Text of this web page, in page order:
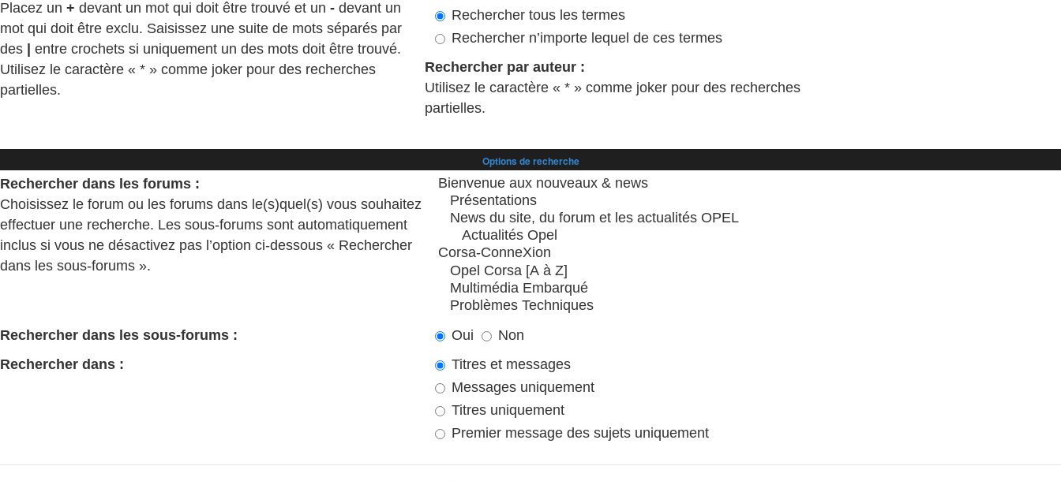
Placez un + devant un mot qui doit être trouvé et un - devant un
mot qui doit être exclu. Saisissez une suite de mots séparés par
des
entre crochets si uniquement un des mots doit être trouvé.
Utilisez le caractère « * » comme joker pour des recherches
partielles.
Rechercher tous les termes
Rechercher n’importe lequel de ces termes
Rechercher par auteur :
Utilisez le caractère « * » comme joker pour des recherches
partielles.
Options de recherche
Rechercher dans les forums :
Choisissez le forum ou les forums dans le(s)quel(s) vous souhaitez
effectuer une recherche. Les sous-forums sont automatiquement
inclus si vous ne désactivez pas l’option ci-dessous « Rechercher
dans les sous-forums ».
Rechercher dans les sous-forums : Oui
Non
Rechercher dans :
Titres et messages
Messages uniquement
Titres uniquement
Premier message des sujets uniquement